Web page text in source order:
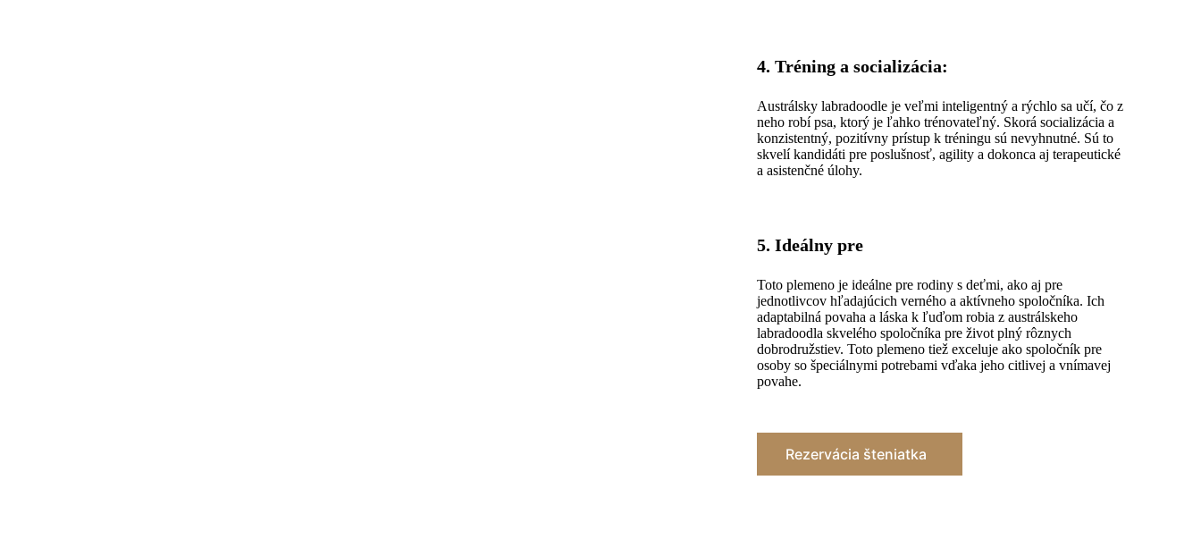
4. Tréning a socializácia:
Austrálsky labradoodle je veľmi inteligentný a rýchlo sa učí, čo z
neho robí psa, ktorý je ľahko trénovateľný. Skorá socializácia a
konzistentný, pozitívny prístup k tréningu sú nevyhnutné. Sú to
skvelí kandidáti pre poslušnosť, agility a dokonca aj terapeutické
a asistenčné úlohy.
5. Ideálny pre
Toto plemeno je ideálne pre rodiny s deťmi, ako aj pre
jednotlivcov hľadajúcich verného a aktívneho spoločníka. Ich
adaptabilná povaha a láska k ľuďom robia z austrálskeho
labradoodla skvelého spoločníka pre život plný rôznych
dobrodružstiev. Toto plemeno tiež exceluje ako spoločník pre
osoby so špeciálnymi potrebami vďaka jeho citlivej a vnímavej
povahe.
Rezervácia šteniatka